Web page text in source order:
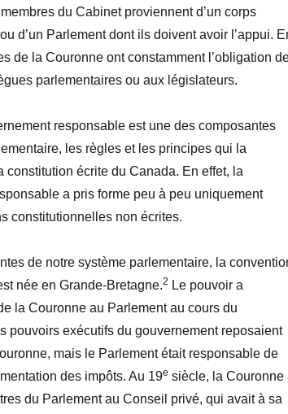
du Cabinet proviennent d’un corps
d’un Parlement dont ils doivent avoir l’appui.
de la Couronne ont constamment l’obligation
parlementaires ou aux législateurs.
responsable est une des composantes
les règles et les principes qui la
constitution écrite du Canada. En effet, la
a pris forme peu à peu uniquement
constitutionnelles non écrites.
de notre système parlementaire, la
née en Grande-Bretagne.2 Le pouvoir a
la Couronne au Parlement au cours du
pouvoirs exécutifs du gouvernement reposaient
mais le Parlement était responsable de
des impôts. Au 19e siècle, la Couronne
du Parlement au Conseil privé, qui avait à sa